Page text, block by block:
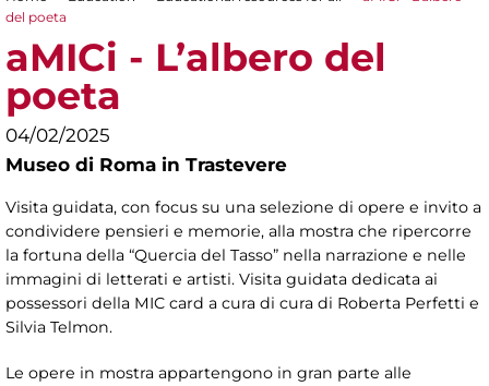
You are here
del poeta
aMICi - L’albero del
poeta
04/02/2025
Museo di Roma in Trastevere
Visita guidata, con focus su una selezione di opere e invito a
condividere pensieri e memorie, alla mostra che ripercorre
la fortuna della “Quercia del Tasso” nella narrazione e nelle
immagini di letterati e artisti. Visita guidata dedicata ai
possessori della MIC card a cura di cura di Roberta Perfetti e
Silvia Telmon.
Le opere in mostra appartengono in gran parte alle